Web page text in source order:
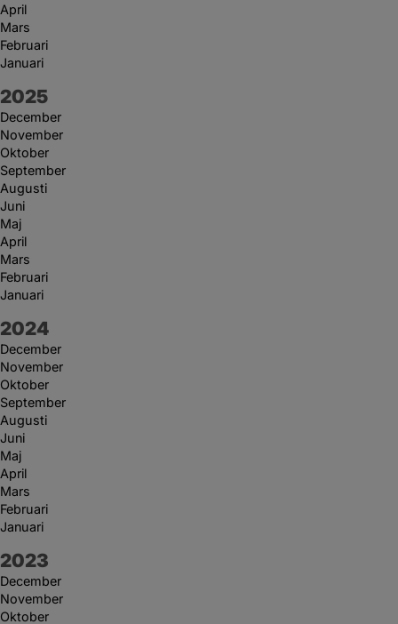
April
Mars
Februari
Januari
År:
2025
December
November
Oktober
September
Augusti
Juni
Maj
April
Mars
Februari
Januari
År:
2024
December
November
Oktober
September
Augusti
Juni
Maj
April
Mars
Februari
Januari
År:
2023
December
November
Oktober